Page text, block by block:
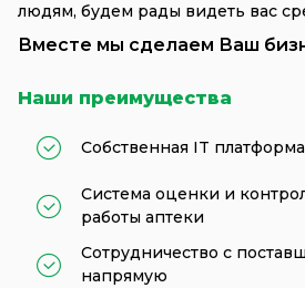
людям, будем рады видеть вас
Вместе мы сделаем Ваш
Наши преимущества
Собственная IT платформа
Система оценки и
работы аптеки
Сотрудничество с
напрямую